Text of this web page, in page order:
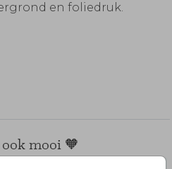
en foliedruk.
mooi 🧡